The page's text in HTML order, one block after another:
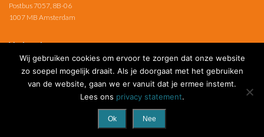
Postbus 7057, 8B-06
1007 MB Amsterdam
Verbonden met
Amsterdam UMC
Social Media
Wij gebruiken cookies om ervoor te zorgen dat onze website
zo soepel mogelijk draait. Als je doorgaat met het gebruiken
van de website, gaan we er vanuit dat je ermee instemt.
Lees ons privacy statement.
Ok Nee